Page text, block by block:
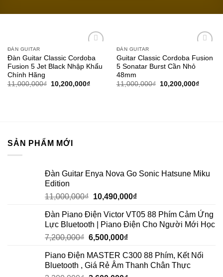
wishlist
ĐÀN GUITAR
Đàn Guitar Classic Cordoba
Fusion 5 Jet Black Nhập Khẩu
Chính Hãng
11,000,000₫ 10,200,000₫
wishlist
ĐÀN GUITAR
Guitar Classic Cordoba Fusion
5 Sonatar Burst Cần Nhỏ
48mm
11,000,000₫ 10,200,000₫
SẢN PHẨM MỚI
Đàn Guitar Enya Nova Go Sonic Hatsune Miku
Edition
11,000,000₫ 10,490,000₫
Đàn Piano Điện Victor VT05 88 Phím Cảm Ứng
Lực Bluetooth | Piano Điện Cho Người Mới Học
7,200,000₫ 6,500,000₫
Piano Điện MASTER C300 88 Phím, Kết Nối
Bluetooth , Giá Rẻ Âm Thanh Chân Thực